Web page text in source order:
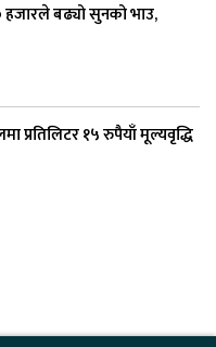
हजारले बढ्यो सुनको भाउ,
प्रतिलिटर १५ रुपैयाँ मूल्यवृद्धि